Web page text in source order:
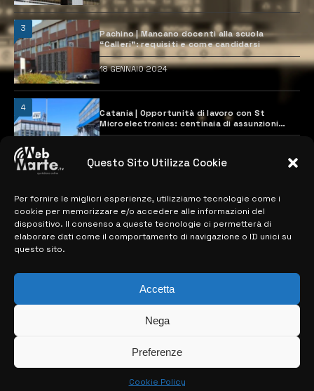
Questo Sito Utilizza Cookie
Per fornire le migliori esperienze, utilizziamo tecnologie come i
cookie per memorizzare e/o accedere alle informazioni del
dispositivo. Il consenso a queste tecnologie ci permetterà di
elaborare dati come il comportamento di navigazione o ID unici su
questo sito.
Accetta
Nega
Preferenze
Cookie Policy
3
Pachino | Mancano docenti alla scuola
“Calleri”: requisiti e come candidarsi
18 GENNAIO 2024
4
Catania | Opportunità di lavoro con St
Microelectronics: centinaia di assunzioni
previste
MAPPA DEL SITO
> NOTIZIE